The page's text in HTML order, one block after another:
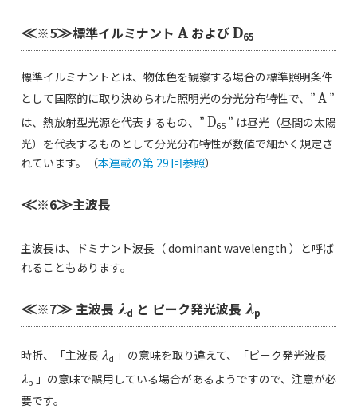
≪※5≫標準イルミナント A およびD65
標準イルミナントとは、物体色を観察する場合の標準照明条件
として国際的に取り決められた照明光の分光分布特性で、” A ”
は、熱放射型光源を代表するもの、” D65 ” は昼光（昼間の太陽
光）を代表するものとして分光分布特性が数値で細かく規定さ
れています。（本連載の第 29 回参照）
≪※6≫主波長
主波長は、ドミナント波長（ dominant wavelength ）と呼ば
れることもあります。
≪※7≫ 主波長 λd と ピーク発光波長 λp
時折、「主波長 λd 」の意味を取り違えて、「ピーク発光波長
λp 」の意味で誤用している場合があるようですので、注意が必
要です。